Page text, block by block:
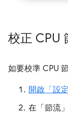
校正 CPU
如要校準 CPU
開啟「設定
在「節流」